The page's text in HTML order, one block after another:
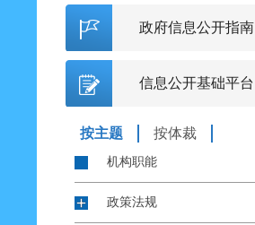
政府信息公开指南
信息公开基础平台
按主题 按体裁
机构职能
政策法规